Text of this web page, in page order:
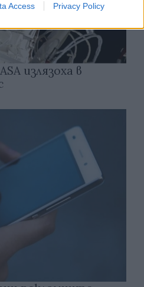
Access Privacy Policy
излязоха в